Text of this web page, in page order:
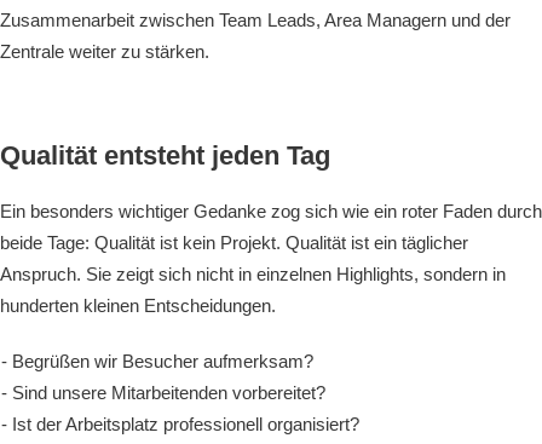
Zusammenarbeit zwischen Team Leads, Area Managern und der
Zentrale weiter zu stärken.
Qualität entsteht jeden Tag
Ein besonders wichtiger Gedanke zog sich wie ein roter Faden durch
beide Tage: Qualität ist kein Projekt. Qualität ist ein täglicher
Anspruch. Sie zeigt sich nicht in einzelnen Highlights, sondern in
hunderten kleinen Entscheidungen.
Begrüßen wir Besucher aufmerksam?
Sind unsere Mitarbeitenden vorbereitet?
Ist der Arbeitsplatz professionell organisiert?